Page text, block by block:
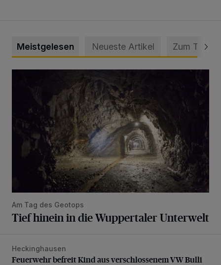
Meistgelesen Neueste Artikel Zum Thema
Am Tag des Geotops
Tief hinein in die Wuppertaler Unterwelt
Feuerwehr befreit Kind aus verschlossenem VW Bulli
Heckinghausen
Feuerwehr befreit Kind aus verschlossenem VW Bulli